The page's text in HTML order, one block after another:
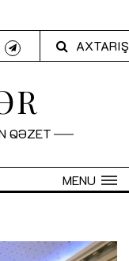
AXTARIŞ
QƏZET
MENU